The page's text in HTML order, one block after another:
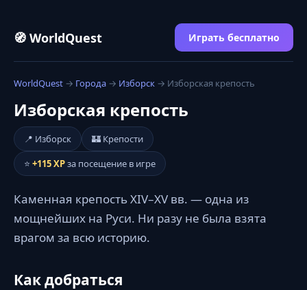
🧭 WorldQuest Играть бесплатно
WorldQuest → Города → Изборск → Изборская крепость
Изборская крепость
📍 Изборск
🏰 Крепости
⭐ +115 XPза посещение в игре
Каменная крепость XIV–XV вв. — одна из
мощнейших на Руси. Ни разу не была взята
врагом за всю историю.
Как добраться